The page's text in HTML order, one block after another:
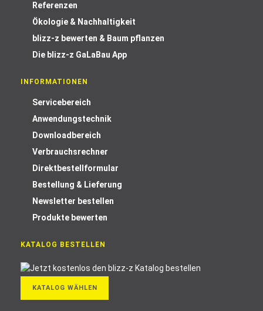
Referenzen
Ökologie & Nachhaltigkeit
blizz-z bewerten & Baum pflanzen
Die blizz-z GaLaBau App
INFORMATIONEN
Servicebereich
Anwendungstechnik
Downloadbereich
Verbrauchsrechner
Direktbestellformular
Bestellung & Lieferung
Newsletter bestellen
Produkte bewerten
KATALOG BESTELLEN
KATALOG WÄHLEN